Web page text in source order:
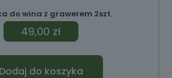
do wina z grawerem 2szt.
49,00 zł
Dodaj do koszyka